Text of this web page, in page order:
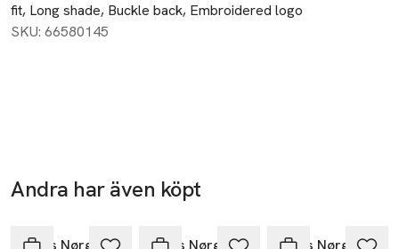
fit, Long shade, Buckle back, Embroidered logo
SKU: 66580145
Andra har även köpt
50% vid köp